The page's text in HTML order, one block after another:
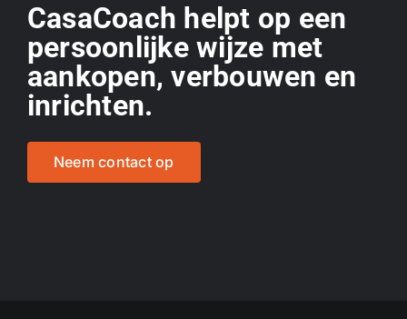
CasaCoach helpt op een
persoonlijke wijze met
aankopen, verbouwen en
inrichten.
Neem contact op